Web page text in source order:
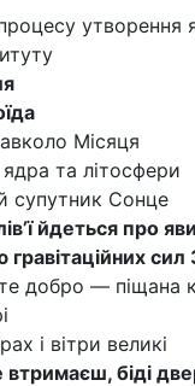
утворення
Місяця
та літосфери
супутник Сонце
йдеться про
сил
добро — піщана
і вітри великі
втримаєш, біді